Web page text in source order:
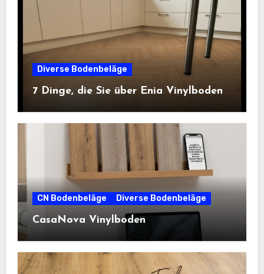
Diverse Bodenbeläge
7 Dinge, die Sie über Enia Vinylboden
CN Bodenbeläge Diverse Bodenbeläge
CasaNova Vinylboden